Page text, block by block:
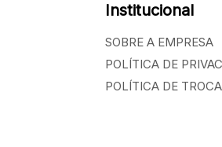
Institucional
SOBRE A EMPRESA
POLÍTICA DE
POLÍTICA DE